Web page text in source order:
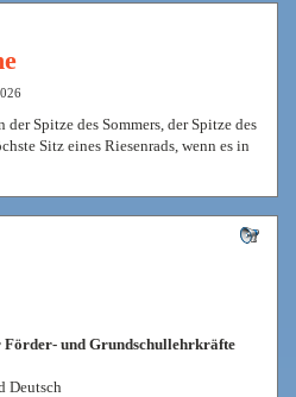
Spitze des Sommers, der Spitze des
Sitz eines Riesenrads, wenn es in
Förder- und Grundschullehrkräfte
Deutsch